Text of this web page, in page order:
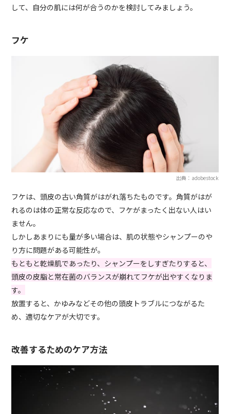
して、自分の肌には何が合うのかを検討してみましょう。
フケ
出典：adobestock
フケは、頭皮の古い角質がはがれ落ちたものです。角質がはが
れるのは体の正常な反応なので、フケがまったく出ない人はい
ません。
しかしあまりにも量が多い場合は、肌の状態やシャンプーのや
り方に問題がある可能性が。
もともと乾燥肌であったり、シャンプーをしすぎたりすると、
頭皮の皮脂と常在菌のバランスが崩れてフケが出やすくなりま
す。
放置すると、かゆみなどその他の頭皮トラブルにつながるた
め、適切なケアが大切です。
改善するためのケア方法